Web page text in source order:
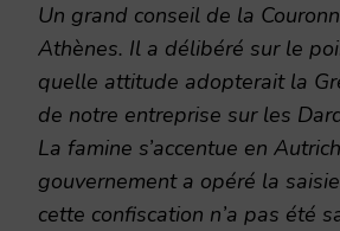
Un grand conseil de la
Athènes. Il a délibéré sur le
quelle attitude adopterait la
de notre entreprise sur les
La famine s’accentue en
gouvernement a opéré la
cette confiscation n’a pas été